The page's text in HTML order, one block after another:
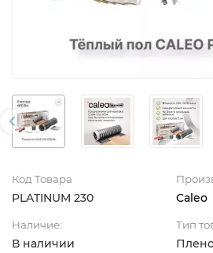
Код Товара
PLATINUM 230 Caleo
Наличие:
В наличии
Тип